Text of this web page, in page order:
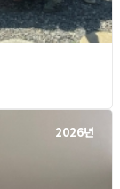
2026년